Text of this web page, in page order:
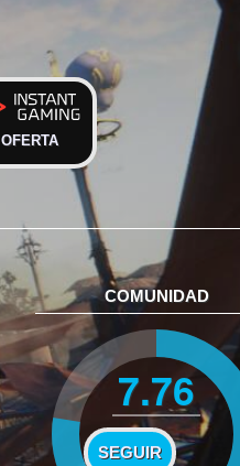
OFERTA
COMUNIDAD
7.76
SEGUIR